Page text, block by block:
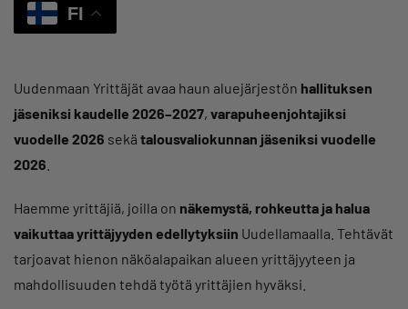
FI
Uudenmaan Yrittäjät avaa haun aluejärjestön hallituksen
jäseniksi kaudelle 2026–2027, varapuheenjohtajiksi
vuodelle 2026 sekä talousvaliokunnan jäseniksi vuodelle
2026
Haemme yrittäjiä, joilla on näkemystä, rohkeutta ja halua
vaikuttaa yrittäjyyden edellytyksiin Uudellamaalla. Tehtävät
tarjoavat hienon näköalapaikan alueen yrittäjyyteen ja
mahdollisuuden tehdä työtä yrittäjien hyväksi.